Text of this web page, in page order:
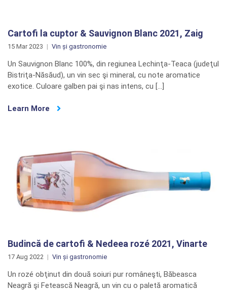
Cartofi la cuptor & Sauvignon Blanc 2021, Zaig
15 Mar 2023 Vin și gastronomie
Un Sauvignon Blanc 100%, din regiunea Lechinţa-Teaca (judeţul
Bistriţa-Năsăud), un vin sec şi mineral, cu note aromatice
exotice. Culoare galben pai şi nas intens, cu […]
Learn More
Budincă de cartofi & Nedeea rozé 2021, Vinarte
17 Aug 2022 Vin și gastronomie
Un rozé obţinut din două soiuri pur româneşti, Băbeasca
Neagră şi Fetească Neagră, un vin cu o paletă aromatică